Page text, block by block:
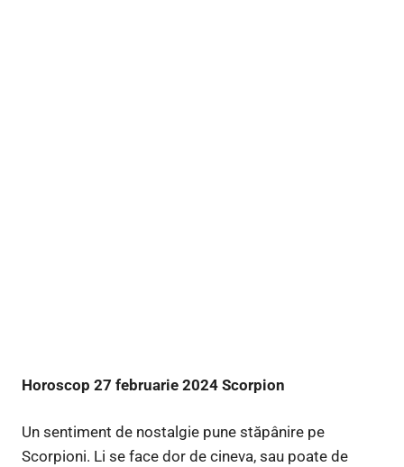
Horoscop 27 februarie 2024 Scorpion
Un sentiment de nostalgie pune stăpânire pe
Scorpioni. Li se face dor de cineva, sau poate de